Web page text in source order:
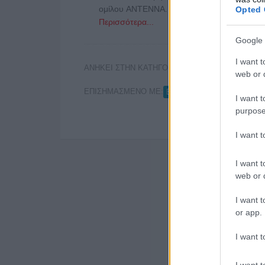
Opted
Google
I want
web or
I want
I want
I want
web or
I want
or app.
I want
ομίλου ΑΝΤΕΝΝΑ. Θα έχει ταυτόχρονα
Περισσότερα...
ΑΝΗΚΕΙ ΣΤΗΝ ΚΑΤΗΓΟΡΙΑ:
ΕΠΙΣΗΜΑΣΜΕΝΟ ΜΕ: EASY